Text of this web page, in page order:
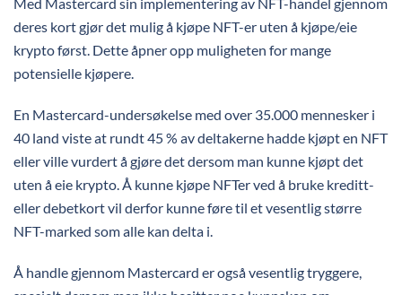
deres kort gjør det mulig å kjøpe NFT-er uten å kjøpe/eie
krypto først. Dette åpner opp muligheten for mange
potensielle kjøpere.
En Mastercard-undersøkelse med over 35.000 mennesker i
40 land viste at rundt 45 % av deltakerne hadde kjøpt en NFT
eller ville vurdert å gjøre det dersom man kunne kjøpt det
uten å eie krypto. Å kunne kjøpe NFTer ved å bruke kreditt-
eller debetkort vil derfor kunne føre til et vesentlig større
NFT-marked som alle kan delta i.
Å handle gjennom Mastercard er også vesentlig tryggere,